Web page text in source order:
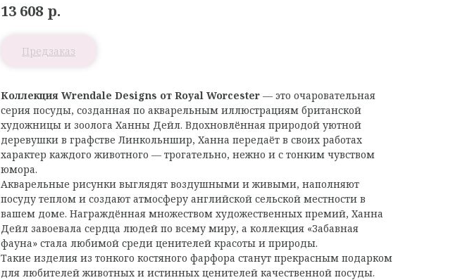
13 608 р.
Коллекция Wrendale Designs от Royal Worcester — это очаровательная
серия посуды, созданная по акварельным иллюстрациям британской
художницы и зоолога Ханны Дейл. Вдохновлённая природой уютной
деревушки в графстве Линкольншир, Ханна передаёт в своих работах
характер каждого животного — трогательно, нежно и с тонким чувством
юмора.
Акварельные рисунки выглядят воздушными и живыми, наполняют
посуду теплом и создают атмосферу английской сельской местности в
вашем доме. Награждённая множеством художественных премий, Ханна
Дейл завоевала сердца людей по всему миру, а коллекция «Забавная
фауна» стала любимой среди ценителей красоты и природы.
Такие изделия из тонкого костяного фарфора станут прекрасным подарком
для любителей животных и истинных ценителей качественной посуды.